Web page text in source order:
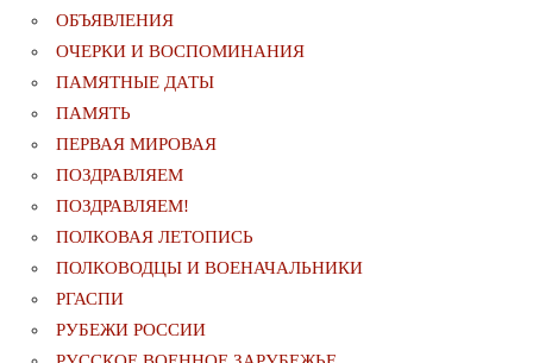
ОБЪЯВЛЕНИЯ
ОЧЕРКИ И ВОСПОМИНАНИЯ
ПАМЯТНЫЕ ДАТЫ
ПАМЯТЬ
ПЕРВАЯ МИРОВАЯ
ПОЗДРАВЛЯЕМ
ПОЗДРАВЛЯЕМ!
ПОЛКОВАЯ ЛЕТОПИСЬ
ПОЛКОВОДЦЫ И ВОЕНАЧАЛЬНИКИ
РГАСПИ
РУБЕЖИ РОССИИ